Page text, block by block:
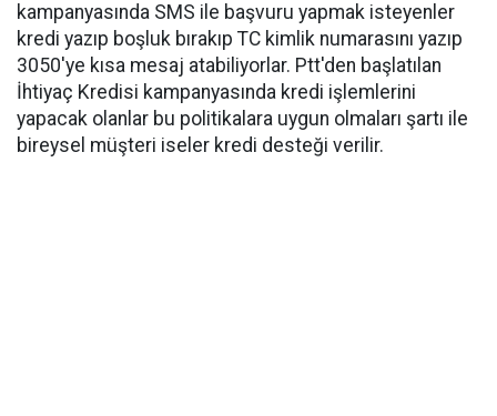
kampanyasında SMS ile başvuru yapmak isteyenler
kredi yazıp boşluk bırakıp TC kimlik numarasını yazıp
3050'ye kısa mesaj atabiliyorlar. Ptt'den başlatılan
İhtiyaç Kredisi kampanyasında kredi işlemlerini
yapacak olanlar bu politikalara uygun olmaları şartı ile
bireysel müşteri iseler kredi desteği verilir.